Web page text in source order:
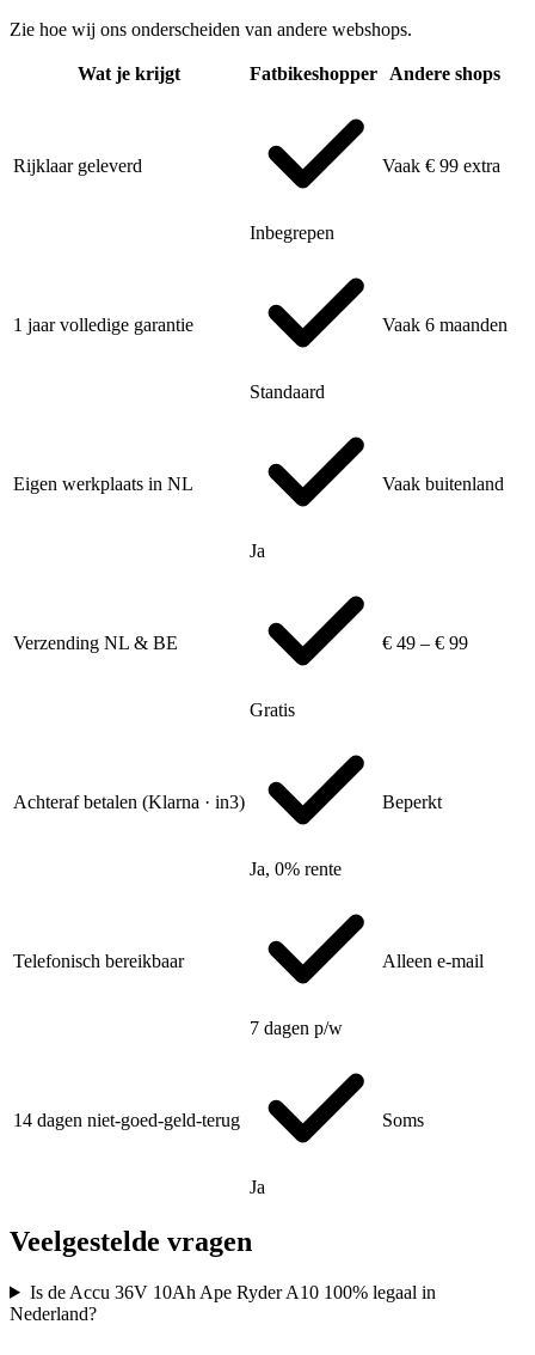
Zie hoe wij ons onderscheiden van andere webshops.
Wat je krijgt Fatbikeshopper Andere shops
Rijklaar geleverd
Inbegrepen
Vaak € 99 extra
1 jaar volledige garantie
Standaard
Vaak 6 maanden
Eigen werkplaats in NL
Ja
Vaak buitenland
Verzending NL & BE
Gratis
€ 49 – € 99
Achteraf betalen (Klarna · in3)
Ja, 0% rente
Beperkt
Telefonisch bereikbaar
7 dagen p/w
Alleen e-mail
14 dagen niet-goed-geld-terug
Ja
Soms
Veelgestelde vragen
Is de Accu 36V 10Ah Ape Ryder A10 100% legaal in
Nederland?